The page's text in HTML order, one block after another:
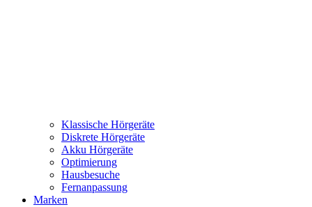
Klassische Hörgeräte
Diskrete Hörgeräte
Akku Hörgeräte
Optimierung
Hausbesuche
Fernanpassung
Marken